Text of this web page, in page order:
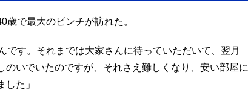
で最大のピンチが訪れた。
です。それまでは大家さんに待っていただいて、翌月
のいでいたのですが、それさえ難しくなり、安い部屋に
た」